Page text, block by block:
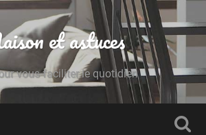
et astuces
vous faciliter le quotidien